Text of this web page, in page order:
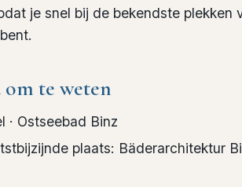
je snel bij de bekendste plekken
om te weten
· Ostseebad Binz
plaats: Bäderarchitektur